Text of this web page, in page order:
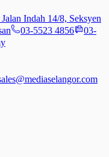
Indah 14/8, Seksyen
03-5523 4856
03-